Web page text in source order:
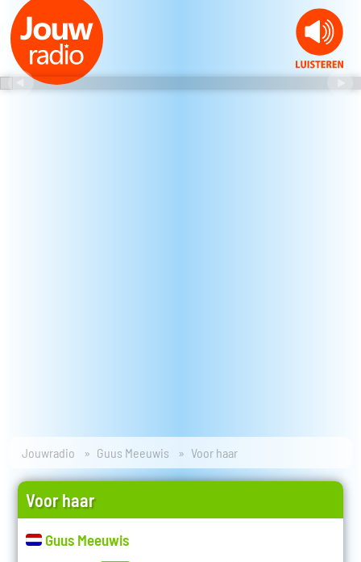
Jouwradio Guus Meeuwis Voor haar
Voor haar
Guus Meeuwis